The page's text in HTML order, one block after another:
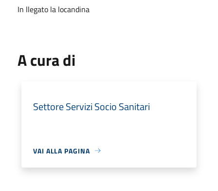
In llegato la locandina
A cura di
Settore Servizi Socio Sanitari
VAI ALLA PAGINA